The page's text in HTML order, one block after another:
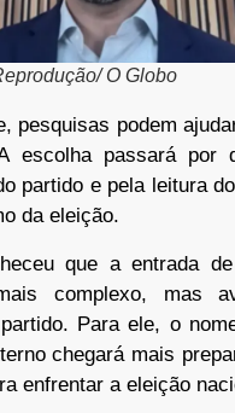
O Globo
pesquisas podem
escolha passará por
partido e pela leitura
da eleição.
que a entrada
complexo, mas
Para ele, o
chegará mais
enfrentar a eleição